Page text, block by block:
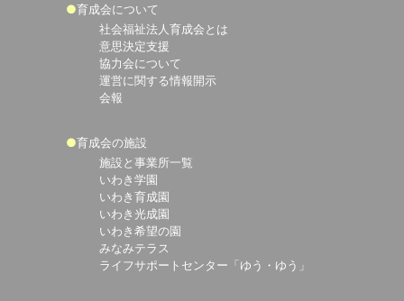
育成会について
社会福祉法人育成会とは
意思決定支援
協力会について
運営に関する情報開示
会報
育成会の施設
施設と事業所一覧
いわき学園
いわき育成園
いわき光成園
いわき希望の園
みなみテラス
ライフサポートセンター「ゆう・ゆう」